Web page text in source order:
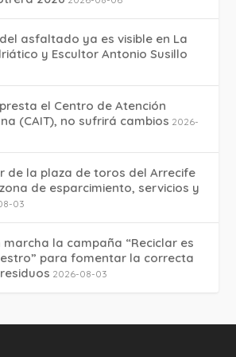
asfaltado ya es visible en La
y Escultor Antonio Susillo
el Centro de Atención
(CAIT), no sufrirá cambios 2026-
de la plaza de toros del Arrecife
de esparcimiento, servicios y
03
la campaña “Reciclar es
para fomentar la correcta
2026-08-03